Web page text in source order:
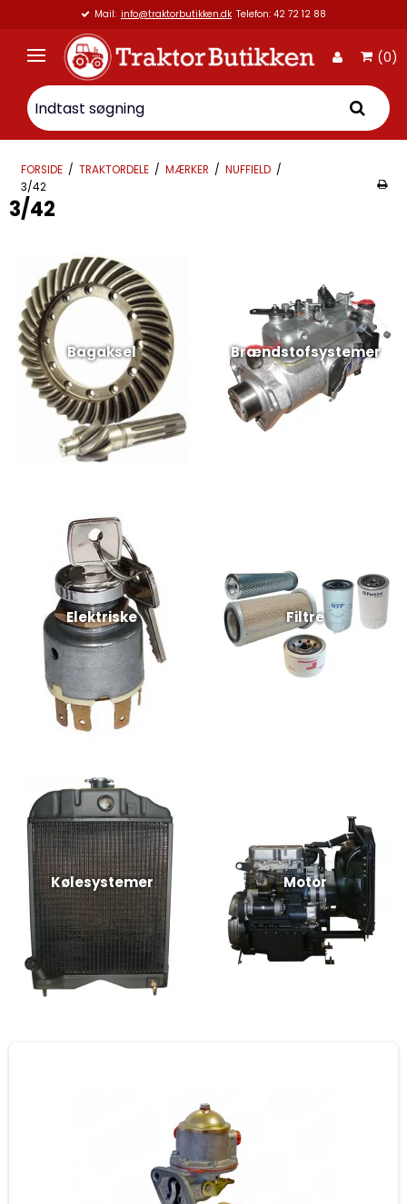
Vi er 100% Dansk virksomhed
(0)
FORSIDE / TRAKTORDELE / MÆRKER / NUFFIELD /
3/42
3/42
Bagaksel Brændstofsystemer
Elektriske Filtre
Kølesystemer Motor